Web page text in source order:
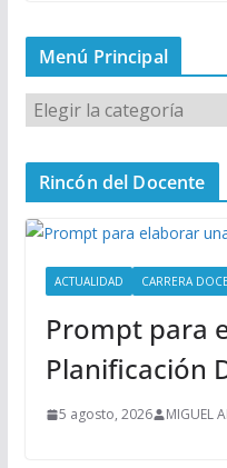
Menú Principal
M
n
P
Rincón del Docente
ACTUALIDAD CARRERA
Prompt para
Planificación
5 agosto, 2026 MIGUEL